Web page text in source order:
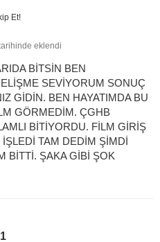
Et!
eklendi
BİTSİN BEN
SEVİYORUM SONUÇ
GİDİN. BEN HAYATIMDA BU
GÖRMEDİM. ÇGHB
BİTİYORDU. FİLM GİRİŞ
TAM DEDİM ŞİMDİ
BİTTİ. ŞAKA GİBİ ŞOK